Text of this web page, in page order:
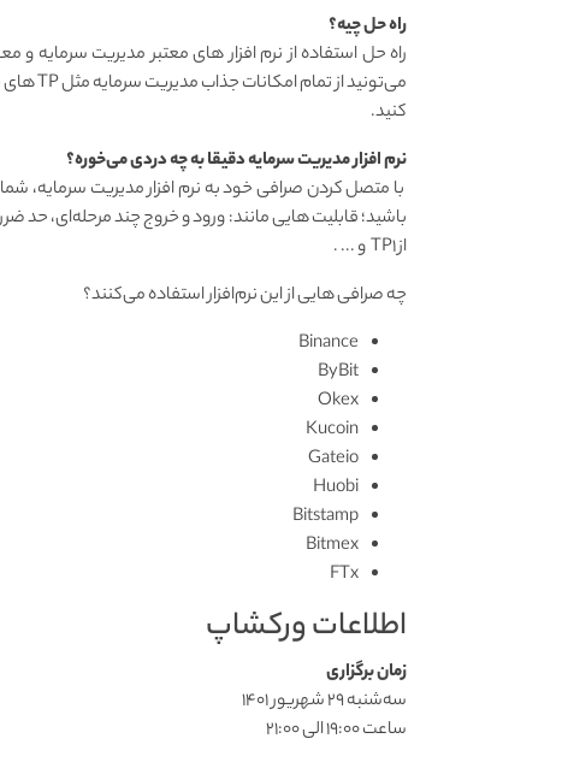
راه حل چیه؟
کنید.
نرم افزار مدیریت سرمایه دقیقا به چه دردی می‌خوره؟
با متصل کردن صرافی خود به نرم افزار مدیریت سرمایه،
باشید؛ قابلیت هایی مانند: ورود و خروج چند مرحله‌ای، حد
از TP۱ و ... .
چه صرافی هایی از این نرم‌افزار استفاده می‌کنند؟
Binance
ByBit
Okex
Kucoin
Gateio
Huobi
Bitstamp
Bitmex
FTx
اطلاعات ورکشاپ
زمان برگزاری
سه‌شنبه ۲۹ شهریور ۱۴۰۱
ساعت ۱۹:۰۰ الی ۲۱:۰۰